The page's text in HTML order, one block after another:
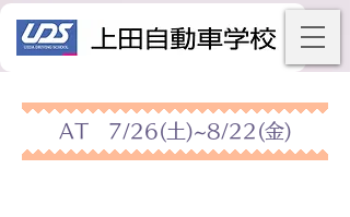
AT 7/26(土)~8/22(金)